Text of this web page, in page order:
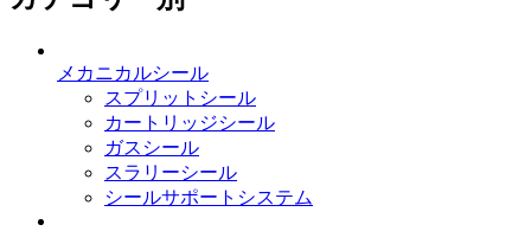
メカニカルシール
スプリットシール
カートリッジシール
ガスシール
スラリーシール
シールサポートシステム